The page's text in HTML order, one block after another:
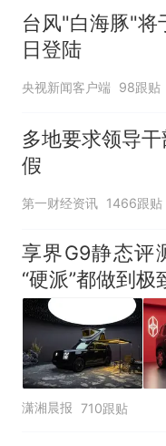
台风"白海豚"将
日登陆
央视新闻客户端 98跟贴
多地要求领导
假
第一财经资讯 1466跟贴
享界G9静态评
“硬派”都做到
潇湘晨报 710跟贴